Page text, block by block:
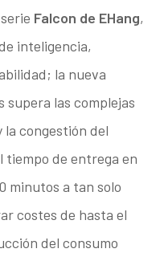
Falcon de EHang,
inteligencia,
la nueva
supera las complejas
congestión del
tiempo de entrega en
minutos a tan solo
costes de hasta el
del consumo